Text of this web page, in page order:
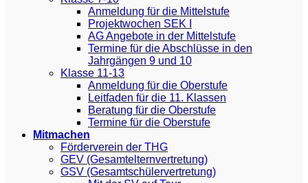
Anmeldung für die Mittelstufe
Projektwochen SEK I
AG Angebote in der Mittelstufe
Termine für die Abschlüsse in den
Jahrgängen 9 und 10
Klasse 11-13
Anmeldung für die Oberstufe
Leitfaden für die 11. Klassen
Beratung für die Oberstufe
Termine für die Oberstufe
Mitmachen
Förderverein der THG
GEV (Gesamtelternvertretung)
GSV (Gesamtschülervertretung)